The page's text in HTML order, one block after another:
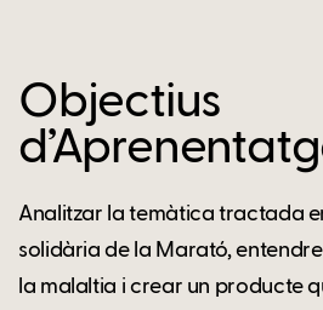
Objectius
Analitzar la temàtica tractada
solidària de la Marató,
la malaltia i crear un producte